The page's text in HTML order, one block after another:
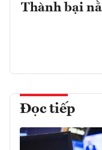
Thành bại
Đọc tiếp